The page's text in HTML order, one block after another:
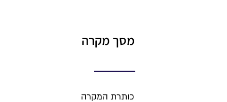
מסך מקרה
כותרת המקרה